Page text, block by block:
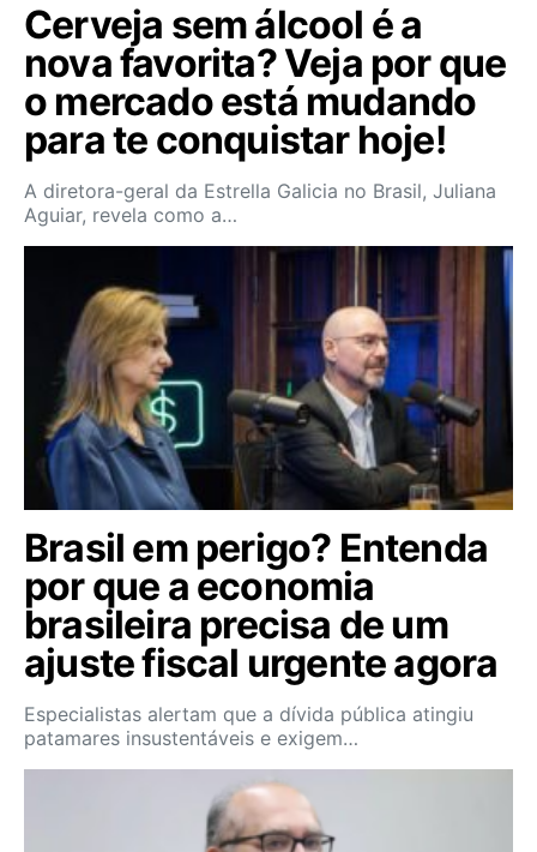
Cerveja sem álcool é a
nova favorita? Veja por que
o mercado está mudando
para te conquistar hoje!
A diretora-geral da Estrella Galicia no Brasil, Juliana
Aguiar, revela como a…
Brasil em perigo? Entenda
por que a economia
brasileira precisa de um
ajuste fiscal urgente agora
Especialistas alertam que a dívida pública atingiu
patamares insustentáveis e exigem…